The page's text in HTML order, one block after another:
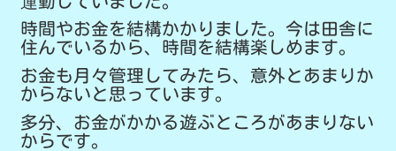
時間やお金を結構かかりました。今は田舎に
住んでいるから、時間を結構楽しめます。
お金も月々管理してみたら、意外とあまりか
からないと思っています。
多分、お金がかかる遊ぶところがあまりない
からです。